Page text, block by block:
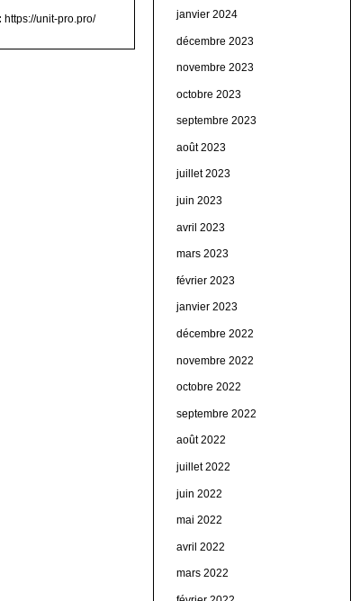
https://unit-pro.pro/ janvier 2024
décembre 2023
novembre 2023
octobre 2023
septembre 2023
août 2023
juillet 2023
juin 2023
avril 2023
mars 2023
février 2023
janvier 2023
décembre 2022
novembre 2022
octobre 2022
septembre 2022
août 2022
juillet 2022
juin 2022
mai 2022
avril 2022
mars 2022